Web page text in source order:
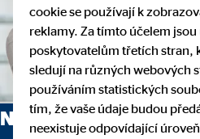
Naši finanční poradci
cookie se používají k
reklamy. Za tímto účelem
poskytovatelům třetích stran,
sledují na různých webových
používáním statistických
tím, že vaše údaje budou
neexistuje odpovídající